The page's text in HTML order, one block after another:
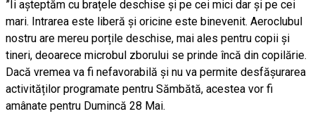
”Îi așteptăm cu brațele deschise și pe cei mici dar și pe cei
mari. Intrarea este liberă și oricine este binevenit. Aeroclubul
nostru are mereu porțile deschise, mai ales pentru copii și
tineri, deoarece microbul zborului se prinde încă din copilărie.
Dacă vremea va fi nefavorabilă și nu va permite desfășurarea
activităților programate pentru Sămbătă, acestea vor fi
amânate pentru Dumincă 28 Mai.